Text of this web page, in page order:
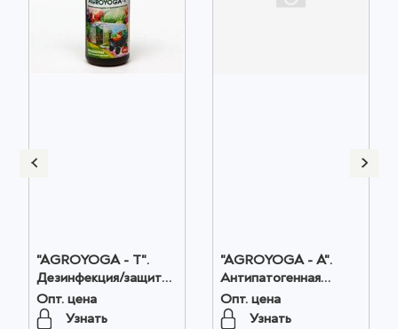
"AGROYOGA - T".
Дезинфекция/защита
от болезней растений
300 мл. оптом
Опт. цена
Узнать
"AGROYOGA - A".
Антипатогенная
защита растений 300
мл. оптом
Опт. цена
Узнать